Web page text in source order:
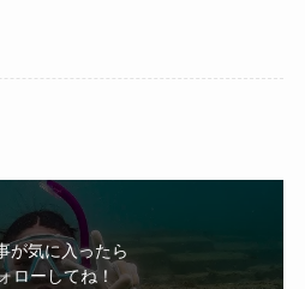
が気に入ったら
ローしてね！